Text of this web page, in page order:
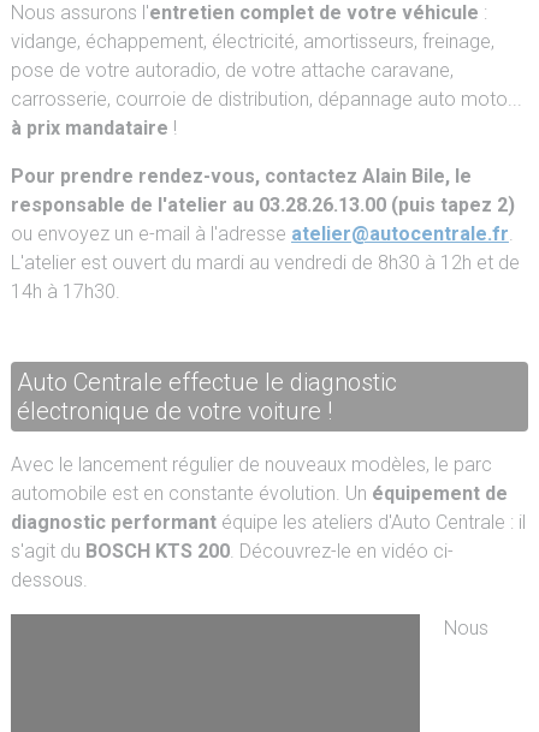
Nous assurons l'entretien complet de votre véhicule :
vidange, échappement, électricité, amortisseurs, freinage,
pose de votre autoradio, de votre attache caravane,
carrosserie, courroie de distribution, dépannage auto moto...
à prix mandataire !
Pour prendre rendez-vous, contactez Alain Bile, le
responsable de l'atelier au 03.28.26.13.00 (puis tapez 2)
ou envoyez un e-mail à l'adresse atelier@autocentrale.fr.
L'atelier est ouvert du mardi au vendredi de 8h30 à 12h et de
14h à 17h30.
Auto Centrale effectue le diagnostic
électronique de votre voiture !
Avec le lancement régulier de nouveaux modèles, le parc
automobile est en constante évolution. Un équipement de
diagnostic performantéquipe les ateliers d'Auto Centrale : il
s'agit du BOSCH KTS 200. Découvrez-le en vidéo ci-
dessous.
Nous